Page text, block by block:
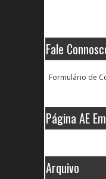
Fale
Formulário de
Página AE
Arquivo